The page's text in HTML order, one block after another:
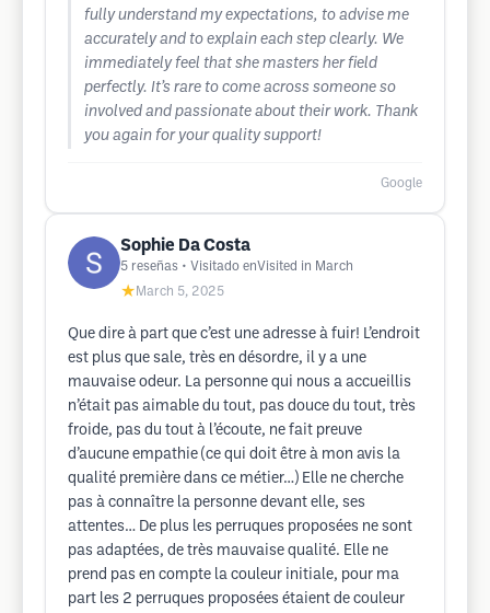
fully understand my expectations, to advise me
accurately and to explain each step clearly. We
immediately feel that she masters her field
perfectly. It’s rare to come across someone so
involved and passionate about their work. Thank
you again for your quality support!
Google
Sophie Da Costa
5 reseñas • Visitado enVisited in March
★ March 5, 2025
Que dire à part que c’est une adresse à fuir! L’endroit
est plus que sale, très en désordre, il y a une
mauvaise odeur. La personne qui nous a accueillis
n’était pas aimable du tout, pas douce du tout, très
froide, pas du tout à l’écoute, ne fait preuve
d’aucune empathie (ce qui doit être à mon avis la
qualité première dans ce métier…) Elle ne cherche
pas à connaître la personne devant elle, ses
attentes… De plus les perruques proposées ne sont
pas adaptées, de très mauvaise qualité. Elle ne
prend pas en compte la couleur initiale, pour ma
part les 2 perruques proposées étaient de couleur